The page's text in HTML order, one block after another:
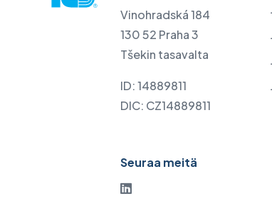
Seuraa meitä
Vinohradská 184
130 52 Praha 3
Tšekin tasavalta
ID: 14889811
DIC: CZ14889811